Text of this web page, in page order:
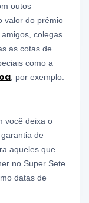
outos
valor do prêmio
colegas
as cotas de
como a
, por exemplo.
você deixa o
de
aqueles que
no Super Sete
datas de